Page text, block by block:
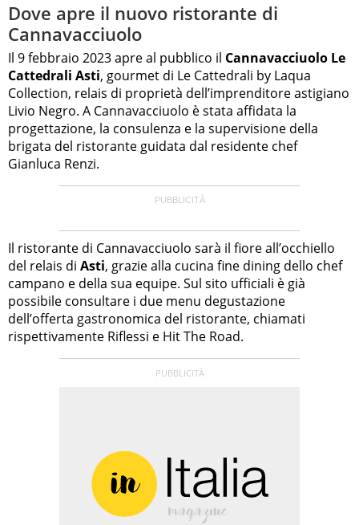
Dove apre il nuovo ristorante di
Cannavacciuolo
Il 9 febbraio 2023 apre al pubblico il Cannavacciuolo Le
Cattedrali Asti, gourmet di Le Cattedrali by Laqua
Collection, relais di proprietà dell’imprenditore astigiano
Livio Negro. A Cannavacciuolo è stata affidata la
progettazione, la consulenza e la supervisione della
brigata del ristorante guidata dal residente chef
Gianluca Renzi.
Il ristorante di Cannavacciuolo sarà il fiore all’occhiello
del relais di Asti, grazie alla cucina fine dining dello chef
campano e della sua equipe. Sul sito ufficiali è già
possibile consultare i due menu degustazione
dell’offerta gastronomica del ristorante, chiamati
rispettivamente Riflessi e Hit The Road.